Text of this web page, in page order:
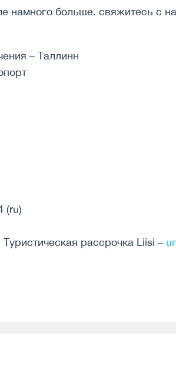
намного больше. свяжитесь с
– Таллинн
(ru)
рассрочка Liisi –